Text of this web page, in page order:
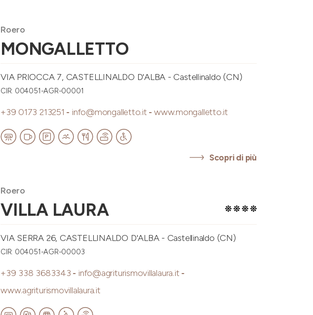
Roero
MONGALLETTO
VIA PRIOCCA 7, CASTELLINALDO D'ALBA - Castellinaldo (CN)
CIR: 004051-AGR-00001
+39 0173 213251 - info@mongalletto.it -www.mongalletto.it
Scopri di più
Roero
VILLA LAURA
VIA SERRA 26, CASTELLINALDO D'ALBA - Castellinaldo (CN)
CIR: 004051-AGR-00003
+39 338 3683343 - info@agriturismovillalaura.it -
www.agriturismovillalaura.it